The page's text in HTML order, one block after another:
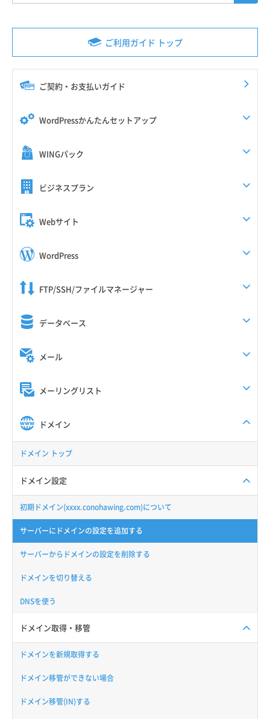
ご利用ガイド トップ
ご契約・お支払いガイド
WordPressかんたんセットアップ
WINGパック
ビジネスプラン
Webサイト
WordPress
FTP/SSH/ファイルマネージャー
データベース
メール
メーリングリスト
ドメイン
ドメイン トップ
ドメイン設定
初期ドメイン(xxxx.conohawing.com)について
サーバーにドメインの設定を追加する
サーバーからドメインの設定を削除する
ドメインを切り替える
DNSを使う
ドメイン取得・移管
ドメインを新規取得する
ドメイン移管ができない場合
ドメイン移管(IN)する